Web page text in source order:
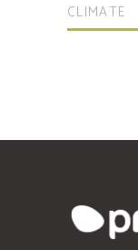
CLIMATE